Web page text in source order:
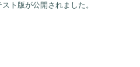
ト版が公開されました。